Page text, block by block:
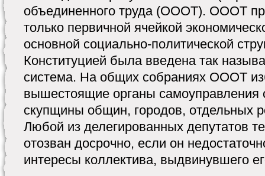
объединенного труда (ОООТ). ОООТ
только первичной ячейкой
основной социально-политической
Конституцией была введена так
система. На общих собраниях ОООТ
вышестоящие органы самоуправления
скупщины общин, городов, отдельных
Любой из делегированных депутатов
отозван досрочно, если он
интересы коллектива, выдвинувшего